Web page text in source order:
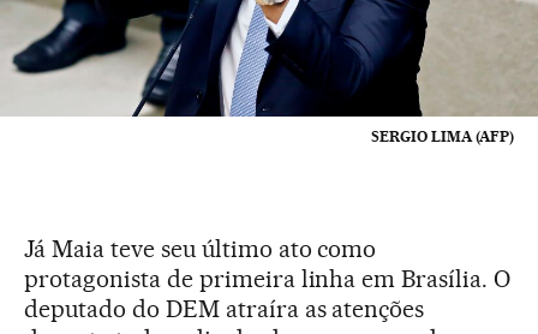
SERGIO LIMA (AFP)
Já Maia teve seu último ato como
protagonista de primeira linha em Brasília. O
deputado do DEM atraíra as atenções